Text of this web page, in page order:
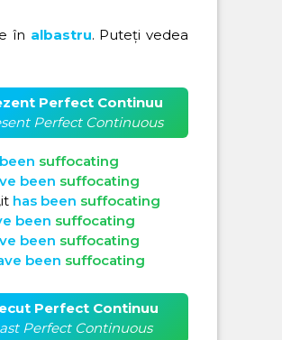
în albastru. Puteți vedea
Perfect Continuu
Perfect Continuous
been suffocating
been suffocating
has been suffocating
been suffocating
been suffocating
been suffocating
Perfect Continuu
Perfect Continuous